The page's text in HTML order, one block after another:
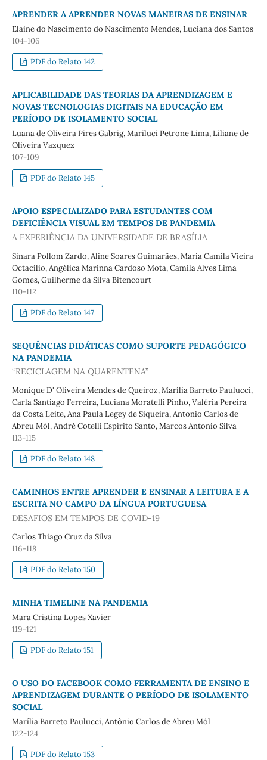
APRENDER A APRENDER NOVAS MANEIRAS DE ENSINAR
Elaine do Nascimento do Nascimento Mendes, Luciana dos Santos
104-106
PDF do Relato 142
APLICABILIDADE DAS TEORIAS DA APRENDIZAGEM E
NOVAS TECNOLOGIAS DIGITAIS NA EDUCAÇÃO EM
PERÍODO DE ISOLAMENTO SOCIAL
Luana de Oliveira Pires Gabrig, Mariluci Petrone Lima, Liliane de
Oliveira Vazquez
107-109
PDF do Relato 145
APOIO ESPECIALIZADO PARA ESTUDANTES COM
DEFICIÊNCIA VISUAL EM TEMPOS DE PANDEMIA
A EXPERIÊNCIA DA UNIVERSIDADE DE BRASÍLIA
Sinara Pollom Zardo, Aline Soares Guimarães, Maria Camila Vieira
Octacílio, Angélica Marinna Cardoso Mota, Camila Alves Lima
Gomes, Guilherme da Silva Bitencourt
110-112
PDF do Relato 147
SEQUÊNCIAS DIDÁTICAS COMO SUPORTE PEDAGÓGICO
NA PANDEMIA
“RECICLAGEM NA QUARENTENA”
Monique D' Oliveira Mendes de Queiroz, Marília Barreto Paulucci,
Carla Santiago Ferreira, Luciana Moratelli Pinho, Valéria Pereira
da Costa Leite, Ana Paula Legey de Siqueira, Antonio Carlos de
Abreu Mól, André Cotelli Espírito Santo, Marcos Antonio Silva
113-115
PDF do Relato 148
CAMINHOS ENTRE APRENDER E ENSINAR A LEITURA E A
ESCRITA NO CAMPO DA LÍNGUA PORTUGUESA
DESAFIOS EM TEMPOS DE COVID-19
Carlos Thiago Cruz da Silva
116-118
PDF do Relato 150
MINHA TIMELINE NA PANDEMIA
Mara Cristina Lopes Xavier
119-121
PDF do Relato 151
O USO DO FACEBOOK COMO FERRAMENTA DE ENSINO E
APRENDIZAGEM DURANTE O PERÍODO DE ISOLAMENTO
SOCIAL
Marília Barreto Paulucci, Antônio Carlos de Abreu Mól
122-124
PDF do Relato 153